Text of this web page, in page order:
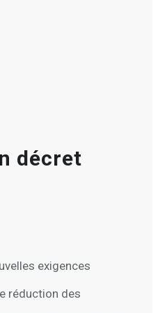
décret
exigences
réduction des